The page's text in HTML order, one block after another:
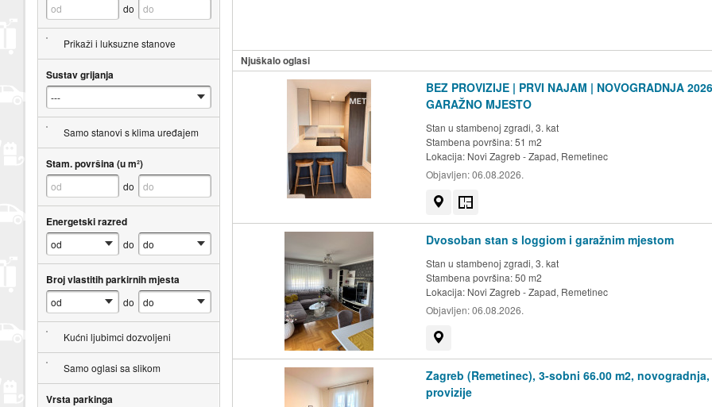
Njuškalo oglasi
BEZ PROVIZIJE | PRVI NAJAM | NOVOGRADNJA
GARAŽNO MJESTO
Stan u stambenoj zgradi, 3. kat
Stambena površina: 51 m2
Lokacija: Novi Zagreb - Zapad, Remetinec
Objavljen:06.08.2026.
Dvosoban stan s loggiom i garažnim mjestom
Stan u stambenoj zgradi, 3. kat
Stambena površina: 50 m2
Lokacija: Novi Zagreb - Zapad, Remetinec
Objavljen:06.08.2026.
Zagreb (Remetinec), 3-sobni 66.00 m2, novogradnja,
provizije
do
Prikaži i luksuzne stanove
Sustav grijanja
Samo stanovi s klima uređajem
Stam. površina (u m²)
do
Energetski razred
do
Broj vlastitih parkirnih mjesta
do
Kućni ljubimci dozvoljeni
Samo oglasi sa slikom
Vrsta parkinga